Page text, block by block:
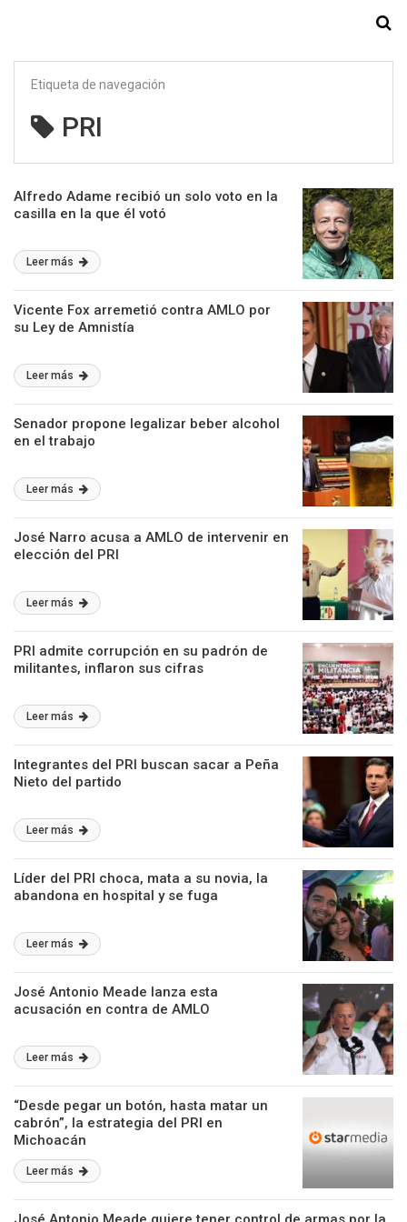
Etiqueta de navegación
PRI
Alfredo Adame recibió un solo voto en la
casilla en la que él votó
Leer más
Vicente Fox arremetió contra AMLO por
su Ley de Amnistía
Leer más
Senador propone legalizar beber alcohol
en el trabajo
Leer más
José Narro acusa a AMLO de intervenir en
elección del PRI
Leer más
PRI admite corrupción en su padrón de
militantes, inflaron sus cifras
Leer más
Integrantes del PRI buscan sacar a Peña
Nieto del partido
Leer más
Líder del PRI choca, mata a su novia, la
abandona en hospital y se fuga
Leer más
José Antonio Meade lanza esta
acusación en contra de AMLO
Leer más
“Desde pegar un botón, hasta matar un
cabrón”, la estrategia del PRI en
Michoacán
Leer más